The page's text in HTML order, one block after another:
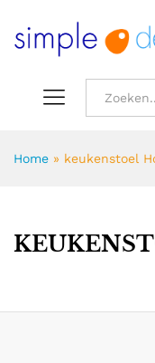
Home » keukenstoel